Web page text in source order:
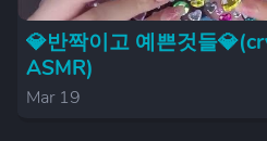
💎반짝이고 예쁜것들
ASMR)
Mar 19